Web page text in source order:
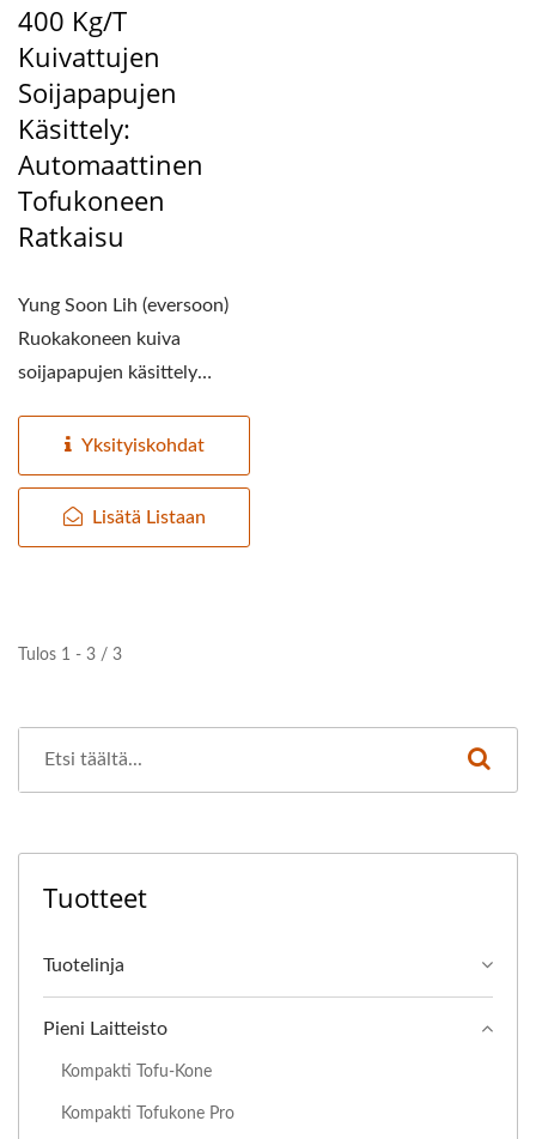
400 Kg/t
Kuivattujen
Soijapapujen
Käsittely:
Automaattinen
Tofukoneen
Ratkaisu
Yung Soon Lih (eversoon)
Ruokakoneen kuiva
soijapapujen käsittely
huipputeknologisen...
Yksityiskohdat
Lisätä Listaan
Tulos 1 - 3 / 3
Tuotteet
Tuotelinja
Pieni Laitteisto
Kompakti Tofu-Kone
Kompakti Tofukone Pro